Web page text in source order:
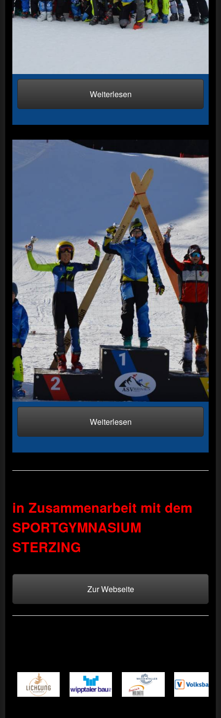
Weiterlesen
Wipptalcup 25.01.2025
Weiterlesen
in Zusammenarbeit mit dem
SPORTGYMNASIUM
STERZING
Zur Webseite